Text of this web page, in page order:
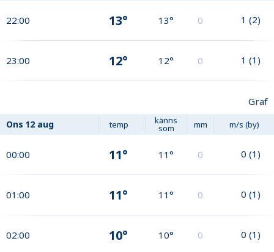
22:00 13° 13° 0 1 (2)
23:00 12° 12° 0 1 (1)
Graf
Ons 12 aug temp känns
som mm m/s (by)
00:00 11° 11° 0 0 (1)
01:00 11° 11° 0 0 (1)
02:00 10° 10° 0 0 (1)